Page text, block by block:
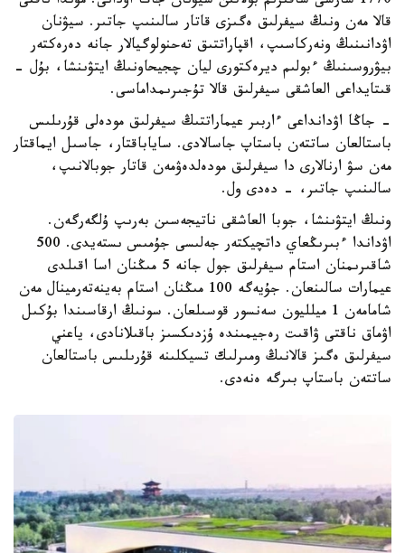
قالا مەن ونىڭ سيفرلىق ەگىزى قاتار سالىنىپ جاتىر. سيۋنان
اۋدانىنىڭ ونەركاسىپ، اقپاراتتىق تەحنولوگيالار جانە دەرەكتەر
بيۋروسىنىڭ ءبولىم ديرەكتورى ليان چجيحاونىڭ ايتۋىنشا، بۇل -
قىتايداعى العاشقى سيفرلىق قالا تۇجىرىمداماسى.
- جاڭا اۋدانداعى ءاربىر عيماراتتىڭ سيفرلىق مودەلى قۇرىلىس
باستالعان ساتتەن باستاپ جاسالادى. ساياباقتار، جاسىل ايماقتار
مەن سۋ ارنالارى دا سيفرلىق مودەلدەۋمەن قاتار جوبالانىپ،
سالىنىپ جاتىر، - دەدى ول.
ونىڭ ايتۋىنشا، جوبا العاشقى ناتيجەسىن بەرىپ ۇلگەرگەن.
اۋداندا ءبىرىڭعاي داتچيكتەر جەلىسى جۇمىس ىستەيدى. 500
شاقىرىمنان استام سيفرلىق جول جانە 5 مىڭنان اسا اقىلدى
عيمارات سالىنعان. جۇيەگە 100 مىڭنان استام بەينەتەرمينال مەن
شامامەن 1 ميلليون سەنسور قوسىلعان. سونىڭ ارقاسىندا بۇكىل
اۋماق ناقتى ۋاقىت رەجيمىندە ۇزدىكسىز باقىلانادى، ياعني
سيفرلىق ەگىز قالانىڭ ومىرلىك تسيكلىنە قۇرىلىس باستالعان
ساتتەن باستاپ بىرگە ەنەدى.